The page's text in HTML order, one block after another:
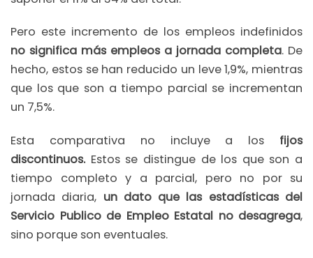
Pero este incremento de los empleos indefinidos
no significa más empleos a jornada completa. De
hecho, estos se han reducido un leve 1,9%, mientras
que los que son a tiempo parcial se incrementan
un 7,5%.
Esta comparativa no incluye a los fijos
discontinuos. Estos se distingue de los que son a
tiempo completo y a parcial, pero no por su
jornada diaria, un dato que las estadísticas del
Servicio Publico de Empleo Estatal no desagrega,
sino porque son eventuales.